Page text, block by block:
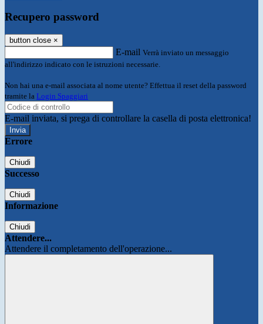
Recupero password
button close ×
E-mail Verrà inviato un messaggio
all'indirizzo indicato con le istruzioni necessarie.
Non hai una e-mail associata al nome utente? Effettua il reset della password
tramite la Login Spaggiari
E-mail inviata, si prega di controllare la casella di posta elettronica!
Errore
Chiudi
Successo
Chiudi
Informazione
Chiudi
Attendere...
Attendere il completamento dell'operazione...